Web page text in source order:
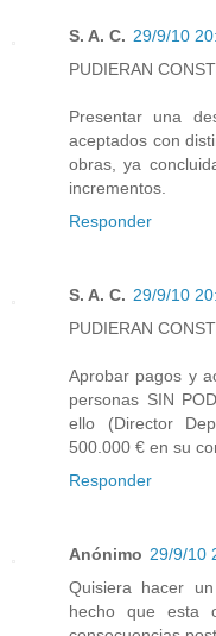
S. A. C. 29/9/10
PUDIERAN
Presentar una
aceptados con
obras, ya
incrementos.
Responder
S. A. C. 29/9/10
PUDIERAN
Aprobar pagos y
personas SIN
ello (Director
500.000 € en su
Responder
Anónimo 29/9/10
Quisiera hacer
hecho que esta